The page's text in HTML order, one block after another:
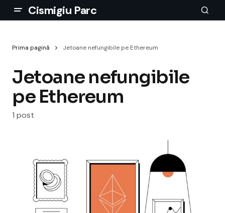
Cismigiu Parc
Prima pagină Jetoane nefungibile pe Ethereum
Jetoane nefungibile
pe Ethereum
1 post